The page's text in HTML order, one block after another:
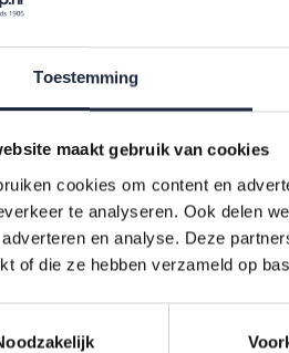
Toestemming
maakt gebruik van cookies
cookies om content en
te analyseren. Ook delen
en analyse. Deze
of die ze hebben verzameld op
Brinkhaus Carre
medium 140x220
639,00